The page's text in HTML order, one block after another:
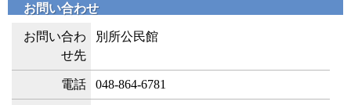
お問い合わせ
お問い合わ
せ先
別所公民館
電話 048-864-6781